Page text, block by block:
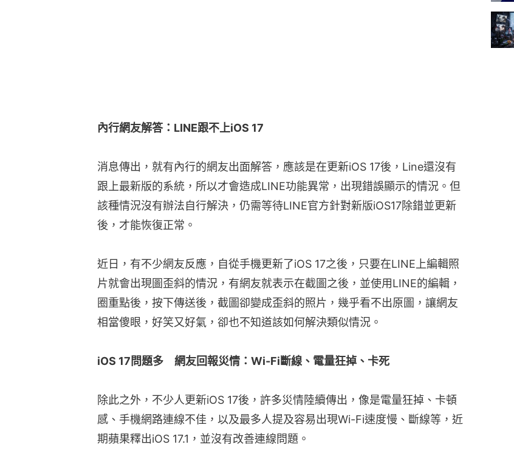
內行網友解答：LINE跟不上iOS 17
消息傳出，就有內行的網友出面解答，應該是在更新iOS 17後，Line還沒有
跟上最新版的系統，所以才會造成LINE功能異常，出現錯誤顯示的情況。但
該種情況沒有辦法自行解決，仍需等待LINE官方針對新版iOS17除錯並更新
後，才能恢復正常。
近日，有不少網友反應，自從手機更新了iOS 17之後，只要在LINE上編輯照
片就會出現圖歪斜的情況，有網友就表示在截圖之後，並使用LINE的編輯，
圈重點後，按下傳送後，截圖卻變成歪斜的照片，幾乎看不出原圖，讓網友
相當傻眼，好笑又好氣，卻也不知道該如何解決類似情況。
iOS 17問題多　網友回報災情：Wi-Fi斷線、電量狂掉、卡死
除此之外，不少人更新iOS 17後，許多災情陸續傳出，像是電量狂掉、卡頓
感、手機網路連線不佳，以及最多人提及容易出現Wi-Fi速度慢、斷線等，近
期蘋果釋出iOS 17.1，並沒有改善連線問題。